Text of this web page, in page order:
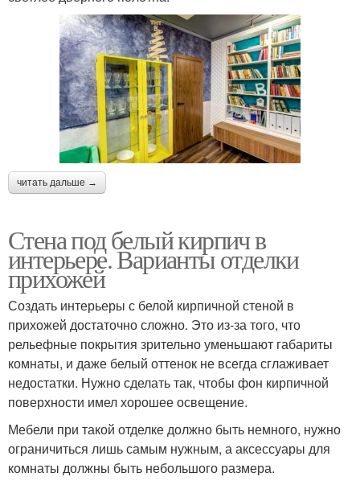
читать дальше →
Стена под белый кирпич в
интерьере. Варианты отделки
прихожей
Создать интерьеры с белой кирпичной стеной в
прихожей достаточно сложно. Это из-за того, что
рельефные покрытия зрительно уменьшают габариты
комнаты, и даже белый оттенок не всегда сглаживает
недостатки. Нужно сделать так, чтобы фон кирпичной
поверхности имел хорошее освещение.
Мебели при такой отделке должно быть немного, нужно
ограничиться лишь самым нужным, а аксессуары для
комнаты должны быть небольшого размера.